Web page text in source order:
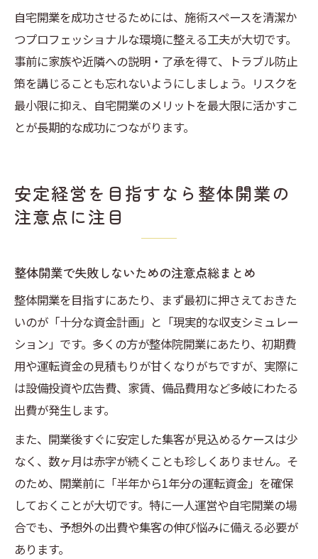
自宅開業を成功させるためには、施術スペースを清潔か
つプロフェッショナルな環境に整える工夫が大切です。
事前に家族や近隣への説明・了承を得て、トラブル防止
策を講じることも忘れないようにしましょう。リスクを
最小限に抑え、自宅開業のメリットを最大限に活かすこ
とが長期的な成功につながります。
安定経営を目指すなら整体開業の
注意点に注目
整体開業で失敗しないための注意点総まとめ
整体開業を目指すにあたり、まず最初に押さえておきた
いのが「十分な資金計画」と「現実的な収支シミュレー
ション」です。多くの方が整体院開業にあたり、初期費
用や運転資金の見積もりが甘くなりがちですが、実際に
は設備投資や広告費、家賃、備品費用など多岐にわたる
出費が発生します。
また、開業後すぐに安定した集客が見込めるケースは少
なく、数ヶ月は赤字が続くことも珍しくありません。そ
のため、開業前に「半年から1年分の運転資金」を確保
しておくことが大切です。特に一人運営や自宅開業の場
合でも、予想外の出費や集客の伸び悩みに備える必要が
あります。